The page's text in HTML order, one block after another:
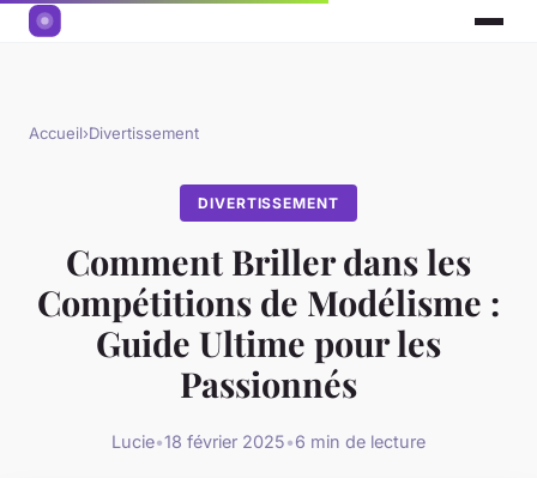
Accueil›Divertissement
DIVERTISSEMENT
Comment Briller dans les
Compétitions de Modélisme :
Guide Ultime pour les
Passionnés
Lucie•18 février 2025•6 min de lecture